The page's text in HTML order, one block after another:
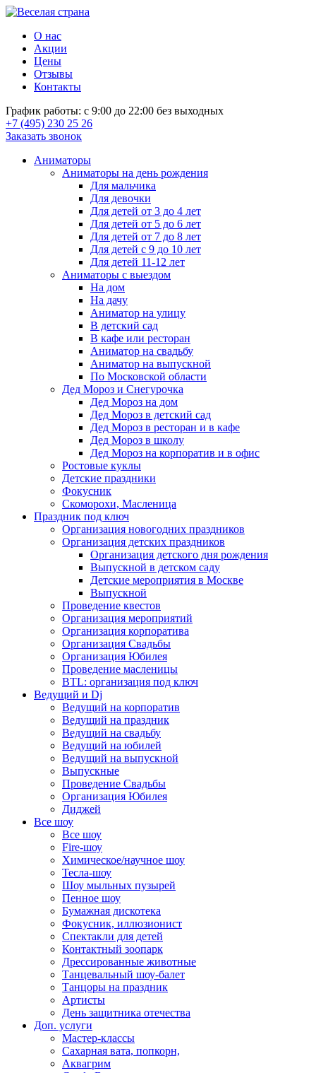
О нас
Акции
Цены
Отзывы
Контакты
График работы: с 9:00 до 22:00 без выходных
+7 (495) 230 25 26
Заказать звонок
Аниматоры
Аниматоры на день рождения
Для мальчика
Для девочки
Для детей от 3 до 4 лет
Для детей от 5 до 6 лет
Для детей от 7 до 8 лет
Для детей с 9 до 10 лет
Для детей 11-12 лет
Аниматоры с выездом
На дом
На дачу
Аниматор на улицу
В детский сад
В кафе или ресторан
Аниматор на свадьбу
Аниматор на выпускной
По Московской области
Дед Мороз и Снегурочка
Дед Мороз на дом
Дед Мороз в детский сад
Дед Мороз в ресторан и в кафе
Дед Мороз в школу
Дед Мороз на корпоратив и в офис
Ростовые куклы
Детские праздники
Фокусник
Скоморохи, Масленица
Праздник под ключ
Организация новогодних праздников
Организация детских праздников
Организация детского дня рождения
Выпускной в детском саду
Детские мероприятия в Москве
Выпускной
Проведение квестов
Организация мероприятий
Организация корпоратива
Организация Свадьбы
Организация Юбилея
Проведение масленицы
BTL: организация под ключ
Ведущий и Dj
Ведущий на корпоратив
Ведущий на праздник
Ведущий на свадьбу
Ведущий на юбилей
Ведущий на выпускной
Выпускные
Проведение Свадьбы
Организация Юбилея
Диджей
Все шоу
Все шоу
Fire-шоу
Химическое/научное шоу
Тесла-шоу
Шоу мыльных пузырей
Пенное шоу
Бумажная дискотека
Фокусник, иллюзионист
Спектакли для детей
Контактный зоопарк
Дрессированные животные
Танцевальный шоу-балет
Танцоры на праздник
Артисты
День защитника отечества
Доп. услуги
Мастер-классы
Сахарная вата, попкорн,
Аквагрим